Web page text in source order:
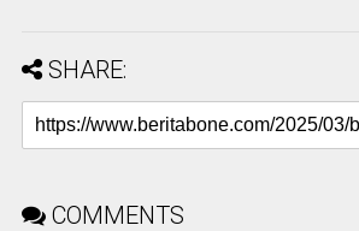
SHARE:
COMMENTS